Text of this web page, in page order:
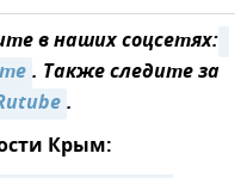
в наших соцсетях:
. Также следите за
.
Крым: